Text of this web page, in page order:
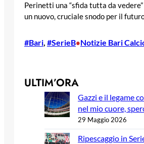
Perinetti una “sfida tutta da
un nuovo, cruciale snodo per il
#Bari, #SerieB•Notizie Bari
ULTIM’ORA
Gazzi e il legame
nel mio cuore,
29 Maggio 2026
Ripescaggio in